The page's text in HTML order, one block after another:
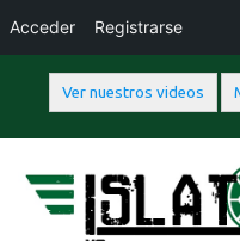
Ver nuestros videos
Acceder Registrarse
contenido